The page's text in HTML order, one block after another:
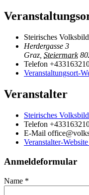
Steirisches
Herdergasse 3
Graz Steiermark
Telefon
Veranstaltungsort-
Veranstalter
Steirisches
Telefon
E-Mail
Veranstalter-
Anmeldeformular
Name *